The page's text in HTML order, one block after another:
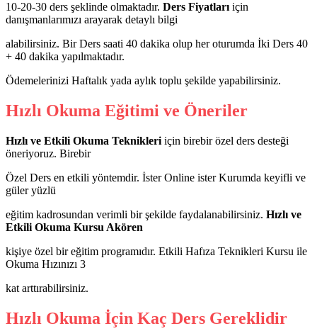
10-20-30 ders şeklinde olmaktadır. Ders Fiyatlarıiçin
danışmanlarımızı arayarak detaylı bilgi
alabilirsiniz. Bir Ders saati 40 dakika olup her oturumda İki Ders 40
+ 40 dakika yapılmaktadır.
Ödemelerinizi Haftalık yada aylık toplu şekilde yapabilirsiniz.
Hızlı Okuma Eğitimi ve Öneriler
Hızlı ve Etkili Okuma Teknikleri için birebir özel ders desteği
öneriyoruz. Birebir
Özel Ders en etkili yöntemdir. İster Online ister Kurumda keyifli ve
güler yüzlü
eğitim kadrosundan verimli bir şekilde faydalanabilirsiniz. Hızlı ve
Etkili Okuma Kursu Akören
kişiye özel bir eğitim programıdır. Etkili Hafıza Teknikleri Kursu ile
Okuma Hızınızı 3
kat arttırabilirsiniz.
Hızlı Okuma İçin Kaç Ders Gereklidir